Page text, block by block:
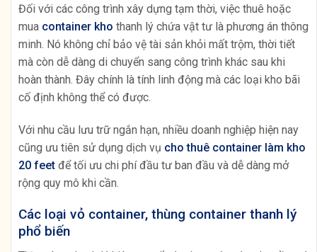
Đối với các công trình xây dựng tạm thời, việc thuê hoặc
mua container kho thanh lý chứa vật tư là phương án thông
minh. Nó không chỉ bảo vệ tài sản khỏi mất trộm, thời tiết
mà còn dễ dàng di chuyển sang công trình khác sau khi
hoàn thành. Đây chính là tính linh động mà các loại kho bãi
cố định không thể có được.
Với nhu cầu lưu trữ ngắn hạn, nhiều doanh nghiệp hiện nay
cũng ưu tiên sử dụng dịch vụ cho thuê container làm kho
20 feet để tối ưu chi phí đầu tư ban đầu và dễ dàng mở
rộng quy mô khi cần.
Các loại vỏ container, thùng container thanh lý
phổ biến